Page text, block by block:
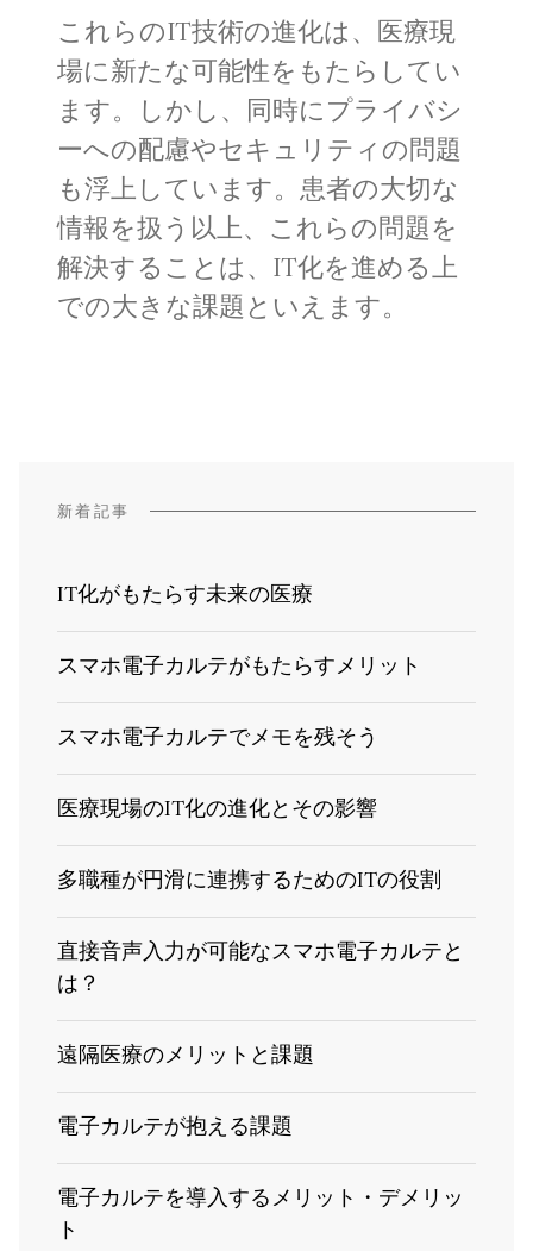
これらのIT技術の進化は、医療現
場に新たな可能性をもたらしてい
ます。しかし、同時にプライバシ
ーへの配慮やセキュリティの問題
も浮上しています。患者の大切な
情報を扱う以上、これらの問題を
解決することは、IT化を進める上
での大きな課題といえます。
新着記事
IT化がもたらす未来の医療
スマホ電子カルテがもたらすメリット
スマホ電子カルテでメモを残そう
医療現場のIT化の進化とその影響
多職種が円滑に連携するためのITの役割
直接音声入力が可能なスマホ電子カルテと
は？
遠隔医療のメリットと課題
電子カルテが抱える課題
電子カルテを導入するメリット・デメリッ
ト